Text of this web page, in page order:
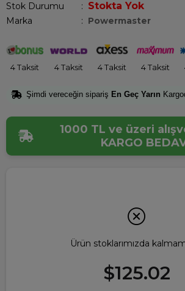
Stok Durumu : Stokta Yok
Marka : Powermaster
4 Taksit 4 Taksit 4 Taksit 4 Taksit
Şimdi vereceğin sipariş En Geç Yarın
1000 TL ve üzeri
KARGO
Ürün stoklarımızda
$125.02